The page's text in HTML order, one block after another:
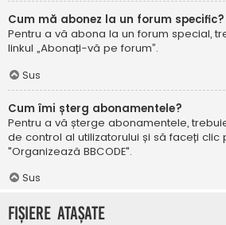
Cum mă abonez la un forum specific?
Pentru a vă abona la un forum special,
linkul „Abonați-vă pe forum”.
Sus
Cum îmi șterg abonamentele?
Pentru a vă șterge abonamentele,
de control al utilizatorului și să faceți clic
"Organizează BBCODE".
Sus
Fișiere atașate